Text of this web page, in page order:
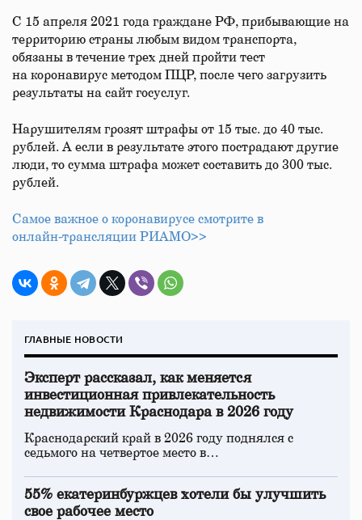
С 15 апреля 2021 года граждане РФ, прибывающие на
территорию страны любым видом транспорта,
обязаны в течение трех дней пройти тест
на коронавирус методом ПЦР, после чего загрузить
результаты на сайт госуслуг.
Нарушителям грозят штрафы от 15 тыс. до 40 тыс.
рублей. А если в результате этого пострадают другие
люди, то сумма штрафа может составить до 300 тыс.
рублей.
Самое важное о коронавирусе смотрите в
онлайн‑трансляции РИАМО>>
ГЛАВНЫЕ НОВОСТИ
Эксперт рассказал, как меняется
инвестиционная привлекательность
недвижимости Краснодара в 2026 году
Краснодарский край в 2026 году поднялся с
седьмого на четвертое место в…
55% екатеринбуржцев хотели бы улучшить
свое рабочее место